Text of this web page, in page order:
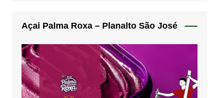
Açai Palma Roxa – Planalto São José